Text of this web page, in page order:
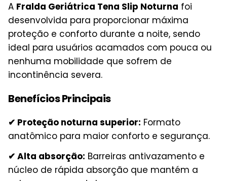
A Fralda Geriátrica Tena Slip Noturna foi
desenvolvida para proporcionar máxima
proteção e conforto durante a noite, sendo
ideal para usuários acamados com pouca ou
nenhuma mobilidade que sofrem de
incontinência severa.
Benefícios Principais
✔ Proteção noturna superior: Formato
anatômico para maior conforto e segurança.
✔ Alta absorção: Barreiras antivazamento e
núcleo de rápida absorção que mantém a